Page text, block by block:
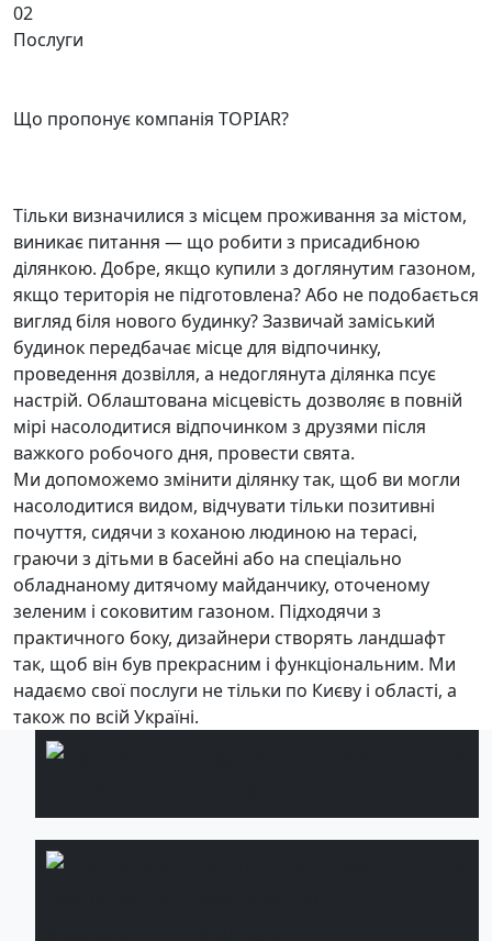
02
Послуги
Що пропонує компанія TOPIAR?
Тільки визначилися з місцем проживання за містом,
виникає питання — що робити з присадибною
ділянкою. Добре, якщо купили з доглянутим газоном,
якщо територія не підготовлена? Або не подобається
вигляд біля нового будинку? Зазвичай заміський
будинок передбачає місце для відпочинку,
проведення дозвілля, а недоглянута ділянка псує
настрій. Облаштована місцевість дозволяє в повній
мірі насолодитися відпочинком з друзями після
важкого робочого дня, провести свята.
Ми допоможемо змінити ділянку так, щоб ви могли
насолодитися видом, відчувати тільки позитивні
почуття, сидячи з коханою людиною на терасі,
граючи з дітьми в басейні або на спеціально
обладнаному дитячому майданчику, оточеному
зеленим і соковитим газоном. Підходячи з
практичного боку, дизайнери створять ландшафт
так, щоб він був прекрасним і функціональним. Ми
надаємо свої послуги не тільки по Києву і області, а
також по всій Україні.